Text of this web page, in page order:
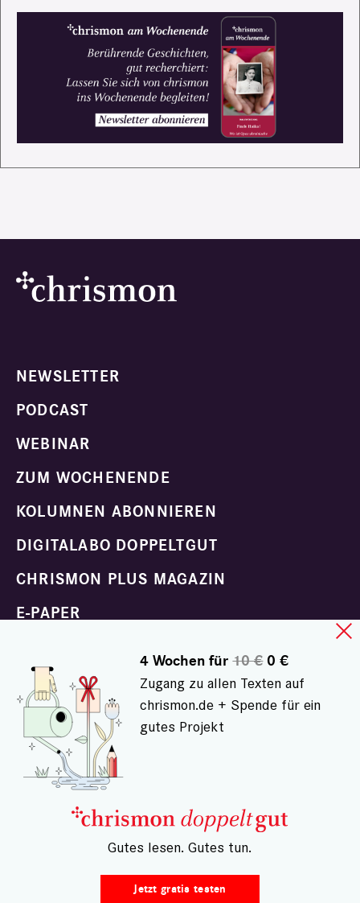
NEWSLETTER
PODCAST
WEBINAR
ZUM WOCHENENDE
KOLUMNEN ABONNIEREN
DIGITALABO DOPPELTGUT
CHRISMON PLUS MAGAZIN
E-PAPER
Familie und Beziehungen
Glaube und Sinn
Helfen und Handeln
Klima und Natur
Körper und Seele
Kultur und Unterhaltung
Politik und Gesellschaft
4 Wochen für10 €0 €
Zugang zu allen Texten auf
chrismon.de + Spende für ein
gutes Projekt
– Gutes lesen. Gutes tun.
Jetzt gratis testen